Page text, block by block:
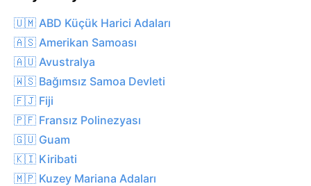
🇺🇲 ABD Küçük Harici Adaları
🇦🇸 Amerikan Samoası
🇦🇺 Avustralya
🇼🇸 Bağımsız Samoa Devleti
🇫🇯 Fiji
🇵🇫 Fransız Polinezyası
🇬🇺 Guam
🇰🇮 Kiribati
🇲🇵 Kuzey Mariana Adaları